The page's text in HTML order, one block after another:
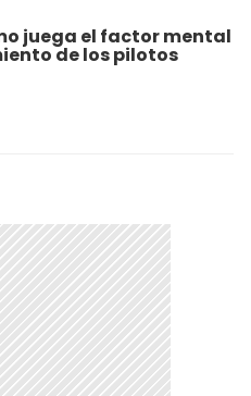
juega el factor mental
de los pilotos